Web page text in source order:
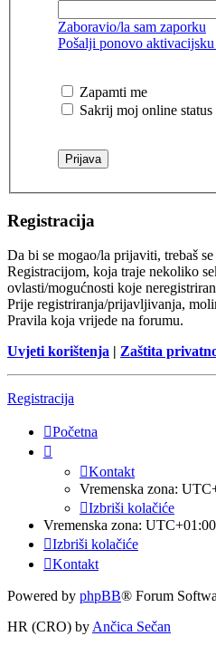
Zaboravio/la sam zaporku
Pošalji ponovo
Zapamti me
Sakrij moj online status
Registracija
Da bi se mogao/la prijaviti, trebaš
Registracijom, koja traje nekoliko
ovlasti/mogućnosti koje
Prije registriranja/prijavljivanja,
Pravila koja vrijede na forumu.
Uvjeti korištenja | Zaštita
Registracija
Početna
Kontakt
Vremenska zona:
Izbriši kolačiće
Vremenska zona: UTC+01:00
Izbriši kolačiće
Kontakt
Powered by phpBB® Forum
HR (CRO) by Ančica Sečan